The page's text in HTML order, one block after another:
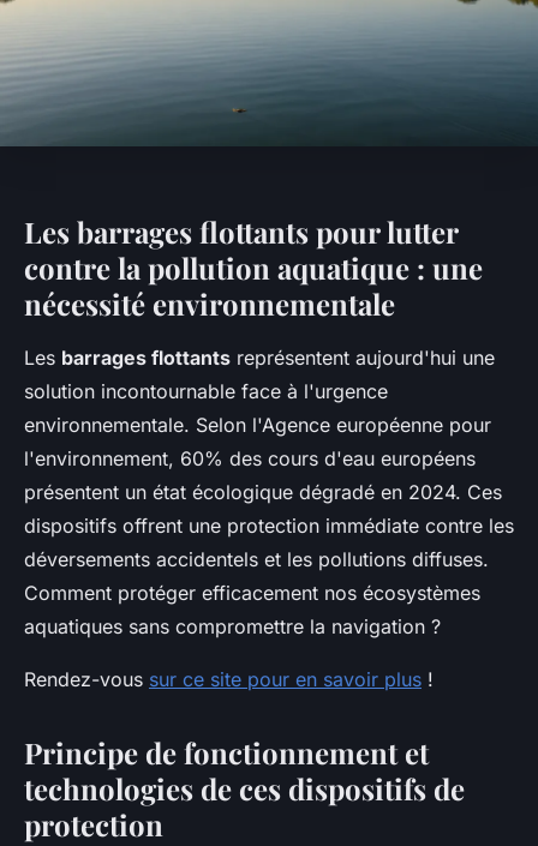
Les barrages flottants pour lutter
contre la pollution aquatique : une
nécessité environnementale
Les barrages flottants représentent aujourd'hui une
solution incontournable face à l'urgence
environnementale. Selon l'Agence européenne pour
l'environnement, 60% des cours d'eau européens
présentent un état écologique dégradé en 2024. Ces
dispositifs offrent une protection immédiate contre les
déversements accidentels et les pollutions diffuses.
Comment protéger efficacement nos écosystèmes
aquatiques sans compromettre la navigation ?
Rendez-vous sur ce site pour en savoir plus !
Principe de fonctionnement et
technologies de ces dispositifs de
protection